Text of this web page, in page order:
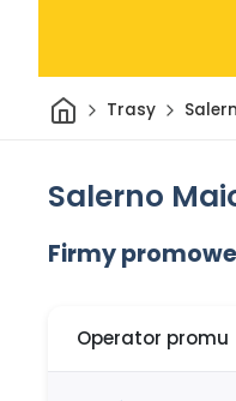
DomTrasy
Salerno
Firmy
Operator promu